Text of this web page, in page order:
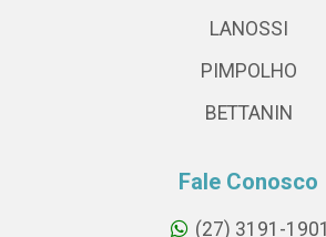
LANOSSI
PIMPOLHO
BETTANIN
Fale Conosco
(27) 3191-1901